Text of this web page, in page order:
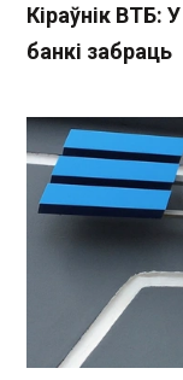
Кіраўнік ВТБ:
банкі забраць